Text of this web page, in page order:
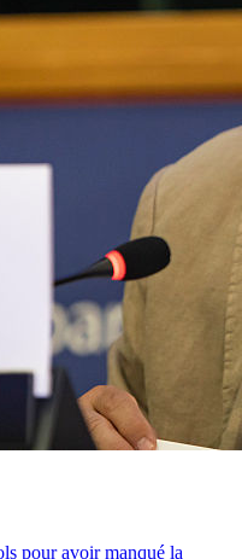
pour avoir manqué la